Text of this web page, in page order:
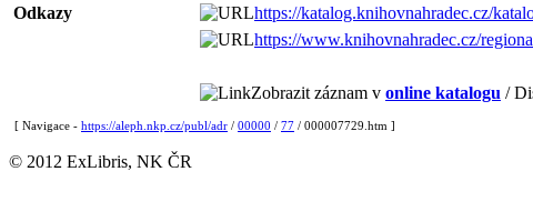
Odkazy
https://katalog.knihovnahradec.cz/
https://www.knihovnahradec.cz/
Zobrazit záznam v online katalogu /
[ Navigace - https://aleph.nkp.cz/publ/adr / 00000 / 77 / 000007729.htm ]
© 2012 ExLibris, NK ČR